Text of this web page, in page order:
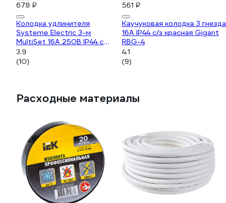
678 ₽
Колодка удлинителя
Systeme Electric 3-м
MultiSet 16А 250В IP44 с
заземл. каучук черн. SE
MST4103BK
3.9
(10)
561 ₽
Каучуковая колодка 3 гнезда
16А IP44 с/з красная Gigant
RBG-4
4.1
(9)
Расходные материалы